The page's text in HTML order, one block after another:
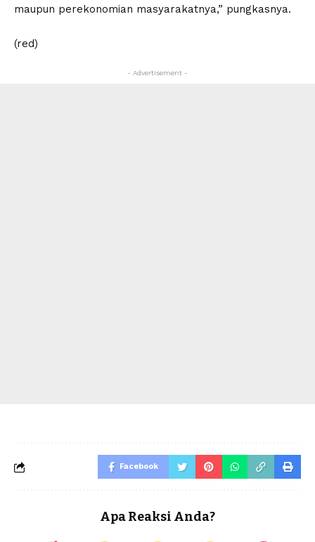
maupun perekonomian masyarakatnya,” pungkasnya.
(red)
- Advertisement -
Facebook
Apa Reaksi Anda?